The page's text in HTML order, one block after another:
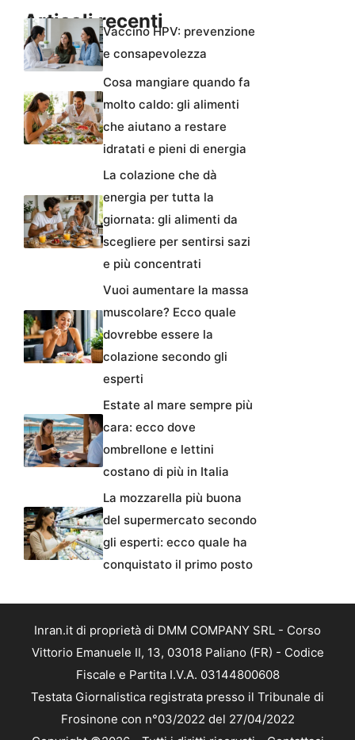
Articoli recentiVaccino HPV: prevenzione
e consapevolezza
Cosa mangiare quando fa
molto caldo: gli alimenti
che aiutano a restare
idratati e pieni di energia
La colazione che dà
energia per tutta la
giornata: gli alimenti da
scegliere per sentirsi sazi
e più concentrati
Vuoi aumentare la massa
muscolare? Ecco quale
dovrebbe essere la
colazione secondo gli
esperti
Estate al mare sempre più
cara: ecco dove
ombrellone e lettini
costano di più in Italia
La mozzarella più buona
del supermercato secondo
gli esperti: ecco quale ha
conquistato il primo posto
Inran.it di proprietà di DMM COMPANY SRL - Corso
Vittorio Emanuele II, 13, 03018 Paliano (FR) - Codice
Fiscale e Partita I.V.A. 03144800608
Testata Giornalistica registrata presso il Tribunale di
Frosinone con n°03/2022 del 27/04/2022